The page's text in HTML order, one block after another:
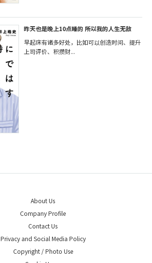
昨天也是晚上10点睡的 所以我的人生无敌
早起床有诸多好处，比如可以创造时间、提升
上司评价、积攒财...
About Us
Company Profile
Contact Us
Privacy and Social Media Policy
Copyright / Photo Use